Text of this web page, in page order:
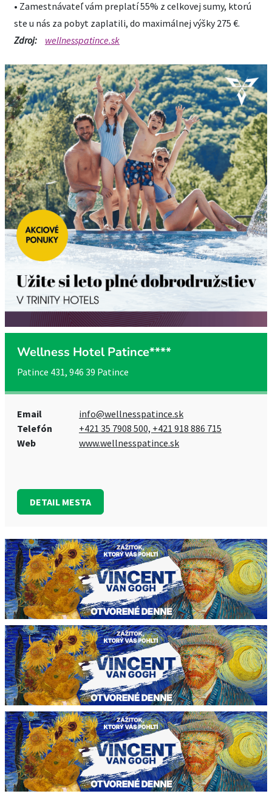
• Zamestnávateľ vám preplatí 55% z celkovej sumy, ktorú
ste u nás za pobyt zaplatili, do maximálnej výšky 275 €.
Zdroj:
wellnesspatince.sk
Wellness Hotel Patince****
Patince 431, 946 39 Patince
Email
info@wellnesspatince.sk
Telefón
+421 35 7908 500, +421 918 886 715
Web
www.wellnesspatince.sk
DETAIL MESTA